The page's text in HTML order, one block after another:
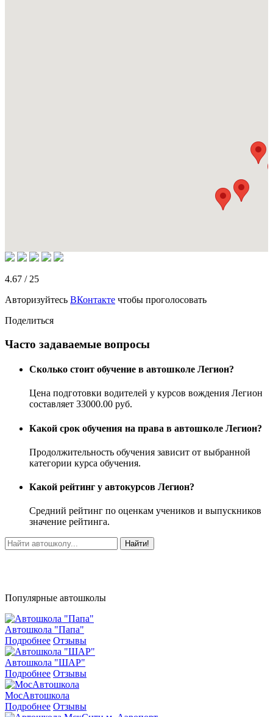
4.67 / 25
Авторизуйтесь ВКонтакте чтобы проголосовать
Поделиться
Часто задаваемые вопросы
Сколько стоит обучение в автошколе Легион?
Цена подготовки водителей у курсов вождения Легион
составляет 33000.00 руб.
Какой срок обучения на права в автошколе Легион?
Продолжительность обучения зависит от выбранной
категории курса обучения.
Какой рейтинг у автокурсов Легион?
Средний рейтинг по оценкам учеников и выпускников
значение рейтинга.
Найти!
Популярные автошколы
Автошкола "Папа"
Подробнее Отзывы
Автошкола "ШАР"
Подробнее Отзывы
МосАвтошкола
Подробнее Отзывы